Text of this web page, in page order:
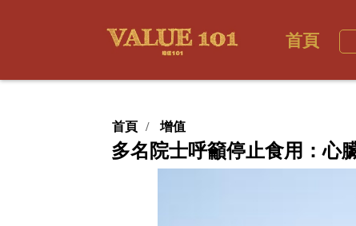
首頁
首頁 增值
多名院士呼籲停止食用：心